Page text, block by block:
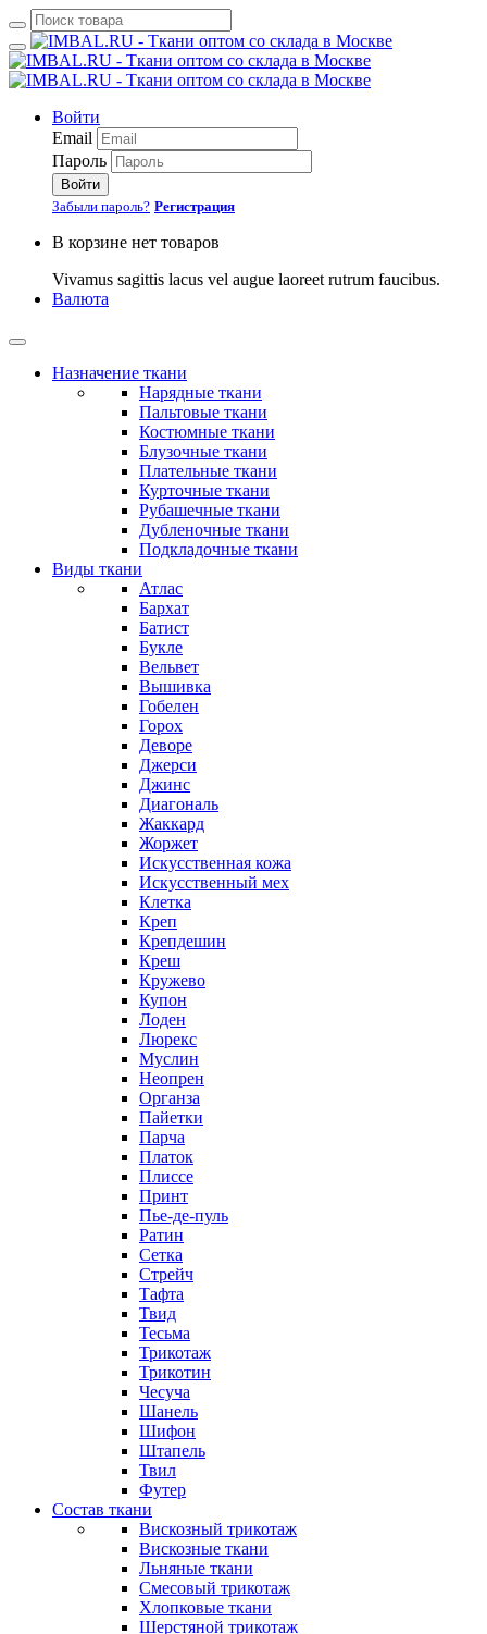
Войти
Email
Пароль
Войти
Забыли пароль? Регистрация
В корзине нет товаров
Vivamus sagittis lacus vel augue laoreet rutrum faucibus.
Валюта
Назначение ткани
Нарядные ткани
Пальтовые ткани
Костюмные ткани
Блузочные ткани
Плательные ткани
Курточные ткани
Рубашечные ткани
Дубленочные ткани
Подкладочные ткани
Виды ткани
Атлас
Бархат
Батист
Букле
Вельвет
Вышивка
Гобелен
Горох
Деворе
Джерси
Джинс
Диагональ
Жаккард
Жоржет
Искусственная кожа
Искусственный мех
Клетка
Креп
Крепдешин
Креш
Кружево
Купон
Лоден
Люрекс
Муслин
Неопрен
Органза
Пайетки
Парча
Платок
Плиссе
Принт
Пье-де-пуль
Ратин
Сетка
Стрейч
Тафта
Твид
Тесьма
Трикотаж
Трикотин
Чесуча
Шанель
Шифон
Штапель
Твил
Футер
Состав ткани
Вискозный трикотаж
Вискозные ткани
Льняные ткани
Смесовый трикотаж
Хлопковые ткани
Шерстяной трикотаж